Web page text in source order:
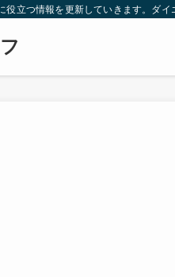
役立つ情報を更新していきます。ダ